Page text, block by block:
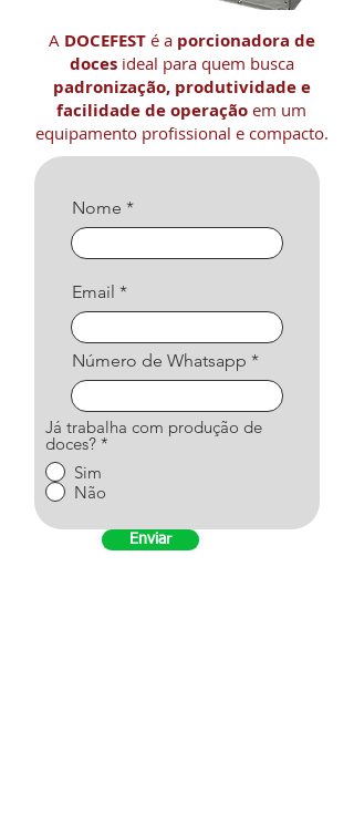
A DOCEFESTé a porcionadora de
docesideal para quem busca
padronização, produtividade e
facilidade de operação em um
equipamento profissional e compacto.
Nome
Email
Número de Whatsapp
Já trabalha com produção de
doces? *
Sim
Não
Enviar